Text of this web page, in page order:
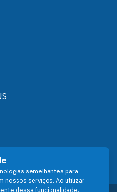
semelhantes para
nossos serviços. Ao utilizar
dessa funcionalidade.